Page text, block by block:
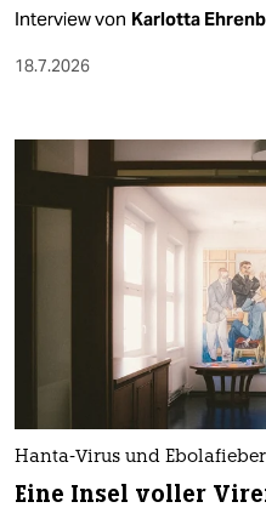
Interview von Karlotta
18.7.2026
Hanta-Virus und Ebolafieber
Eine Insel voller